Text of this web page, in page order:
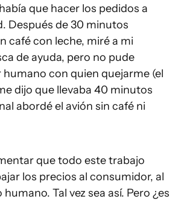
que hacer los pedidos a
Después de 30 minutos
café con leche, miré a mi
de ayuda, pero no pude
con quien quejarme (el
dijo que llevaba 40 minutos
abordé el avión sin café ni
que todo este trabajo
los precios al consumidor, al
Tal vez sea así. Pero ¿es